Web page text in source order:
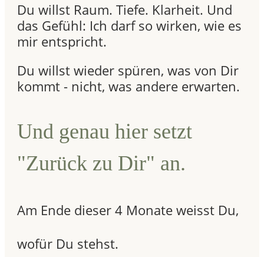
Du willst Raum. Tiefe. Klarheit. Und
das Gefühl: Ich darf so wirken, wie es
mir entspricht.
Du willst wieder spüren, was von Dir
kommt - nicht, was andere erwarten.
Und genau hier setzt
"Zurück zu Dir" an.
Am Ende dieser 4 Monate weisst Du,
wofür Du stehst.